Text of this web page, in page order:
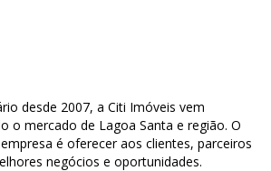
desde 2007, a Citi Imóveis vem
o mercado de Lagoa Santa e região. O
é oferecer aos clientes, parceiros
negócios e oportunidades.